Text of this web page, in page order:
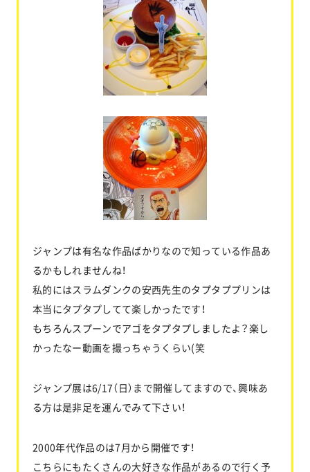
ジャンプは有名な作品ばかりなので知っている作品あ
るかもしれませんね！
私的にはスラムダンクの安西先生のタプタププリンは
本当にタプタプしてて楽しかったです！
もちろんスプーンでアゴをタプタプしましたよ？楽し
かったなー動画を撮っちゃうくらい(笑
ジャンプ展は6/17（日）まで開催してますので、興味あ
る方は是非足を運んでみて下さい！
2000年代作品のは7月から開催です！
こちらにもたくさんの大好きな作品があるので行く予